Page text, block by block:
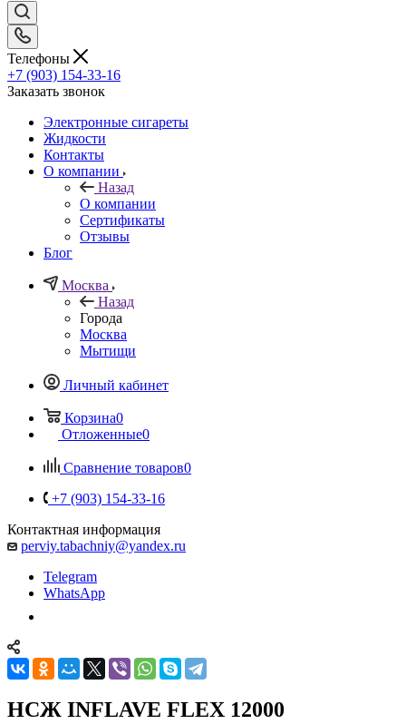
Телефоны
+7 (903) 154-33-16
Заказать звонок
Электронные сигареты
Жидкости
Контакты
О компании
Назад
О компании
Сертификаты
Отзывы
Блог
Москва
Назад
Города
Москва
Мытищи
Личный кабинет
Корзина0
Отложенные0
Сравнение товаров0
+7 (903) 154-33-16
Контактная информация
perviy.tabachniy@yandex.ru
Telegram
WhatsApp
НСЖ INFLAVE FLEX 12000